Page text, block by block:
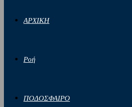
ΑΡΧΙΚΗ
Ροή
ΠΟΔΟΣΦΑΙΡΟ